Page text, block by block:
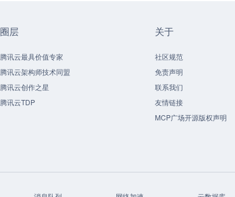
圈层
腾讯云最具价值专家
腾讯云架构师技术同盟
腾讯云创作之星
腾讯云TDP
关于
社区规范
免责声明
联系我们
友情链接
MCP广场开源版权声明